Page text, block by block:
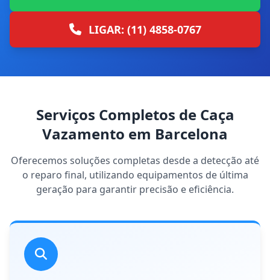
LIGAR: (11) 4858-0767
Serviços Completos de Caça
Vazamento em Barcelona
Oferecemos soluções completas desde a detecção até
o reparo final, utilizando equipamentos de última
geração para garantir precisão e eficiência.